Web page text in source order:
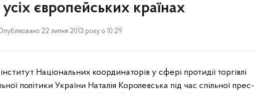
європейських країнах
22 липня 2013 року о 10:29
Національних координаторів у сфері протидії торгівлі
політики України Наталія Королевська під час спільної прес-